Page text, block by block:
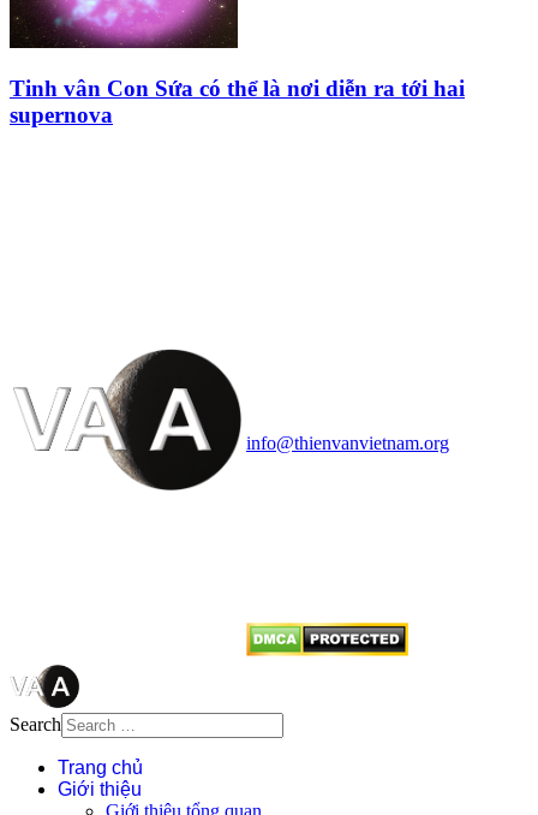
Tinh vân Con Sứa có thể là nơi diễn ra tới hai
supernova
info@thienvanvietnam.org
Search
Trang chủ
Giới thiệu
Giới thiệu tổng quan